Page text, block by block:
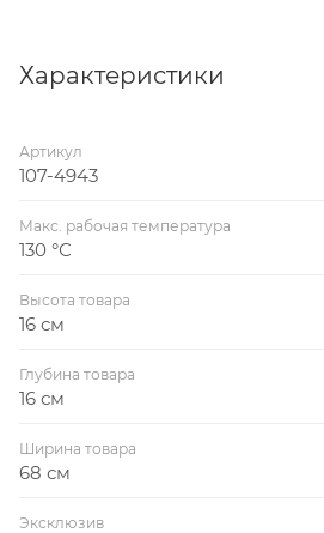
Характеристики
Артикул
107-4943
Макс. рабочая температура
130 °С
Высота товара
16 см
Глубина товара
16 см
Ширина товара
68 см
Эксклюзив